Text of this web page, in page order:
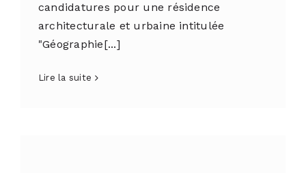
candidatures pour une résidence
architecturale et urbaine intitulée
"Géographie[...]
Lire la suite